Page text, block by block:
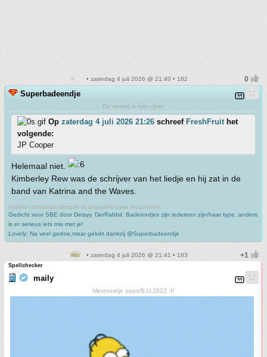
• zaterdag 4 juli 2026 @ 21:40 • 182
Superbadeendje
De wereld is mijn vijver
Op zaterdag 4 juli 2026 21:26 schreef FreshFruithet
volgende:
JP Cooper
Helemaal niet.
Kimberley Rew was de schrijver van het liedje en hij zat in de
band van Katrina and the Waves.
Actioni contrariam semper et æqualem esse reactionem
Gedicht voor SBE door Deisyy, DerRabbit: Badeendjes zijn iedereen zijn/haar type, anders
is er serieus iets mis met je!
Lovely: Na veel gedoe,maar gelukt dankzij @Superbadeendje
• zaterdag 4 juli 2026 @ 21:41 • 183
Spellchecker
maily
Mevrouwtje oeps/B.U.2022 :P